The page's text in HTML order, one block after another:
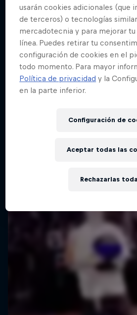
usarán cookies adicionales (que
de terceros) o tecnologías
mercadotecnia y para mejorar
línea. Puedes retirar tu
configuración de cookies en el
todo momento. Para mayor
Política de privacidad y la
en la parte inferior.
Configuración de
Rechazarlas
Aceptar todas las